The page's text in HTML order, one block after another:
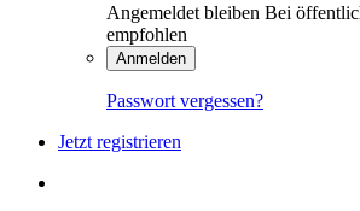
Angemeldet bleiben Bei
empfohlen
Anmelden
Passwort vergessen?
Jetzt registrieren